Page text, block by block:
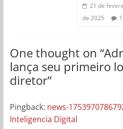
21 de
de 2025
1
One thought on “
lança seu primeiro
diretor”
Pingback: news-
Inteligencia Digital